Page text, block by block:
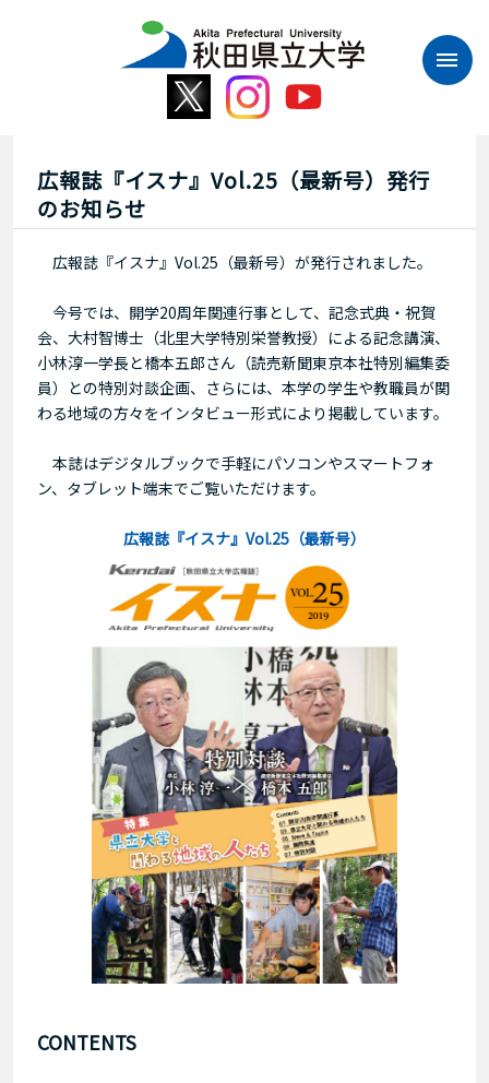
広報誌『イスナ』Vol.25（最新号）発行
のお知らせ
広報誌『イスナ』Vol.25（最新号）が発行されました。
今号では、開学20周年関連行事として、記念式典・祝賀
会、大村智博士（北里大学特別栄誉教授）による記念講演、
小林淳一学長と橋本五郎さん（読売新聞東京本社特別編集委
員）との特別対談企画、さらには、本学の学生や教職員が関
わる地域の方々をインタビュー形式により掲載しています。
本誌はデジタルブックで手軽にパソコンやスマートフォ
ン、タブレット端末でご覧いただけます。
広報誌『イスナ』Vol.25（最新号）
CONTENTS